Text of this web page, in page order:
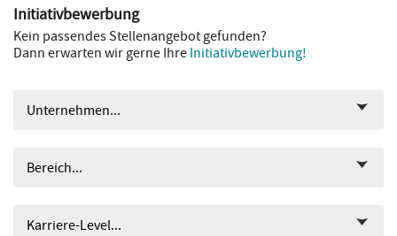
Unternehmen...
Bereich...
Karriere-Level...
Initiativbewerbung
Kein passendes Stellenangebot gefunden?
Dann erwarten wir gerne Ihre Initiativbewerbung!